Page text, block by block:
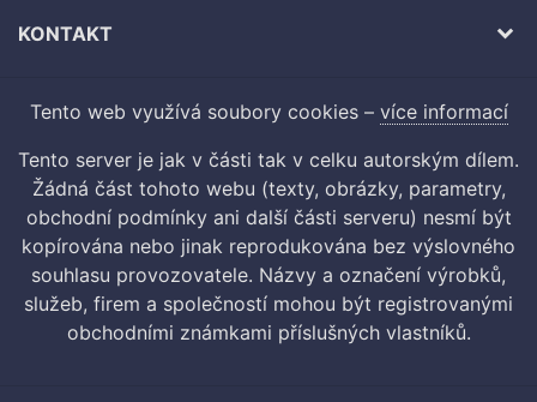
KONTAKT
Tento web využívá soubory cookies – více informací
Tento server je jak v části tak v celku autorským dílem.
Žádná část tohoto webu (texty, obrázky, parametry,
obchodní podmínky ani další části serveru) nesmí být
kopírována nebo jinak reprodukována bez výslovného
souhlasu provozovatele. Názvy a označení výrobků,
služeb, firem a společností mohou být registrovanými
obchodními známkami příslušných vlastníků.